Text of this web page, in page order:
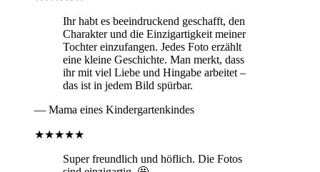
Ihr habt es beeindruckend geschafft, den
Charakter und die Einzigartigkeit meiner
Tochter einzufangen. Jedes Foto erzählt
eine kleine Geschichte. Man merkt, dass
ihr mit viel Liebe und Hingabe arbeitet –
das ist in jedem Bild spürbar.
— Mama eines Kindergartenkindes
★★★★★
Super freundlich und höflich. Die Fotos